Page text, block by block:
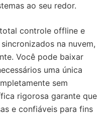
ao seu redor.
controle offline e
na nuvem,
Você pode baixar
uma única
sem
rigorosa garante que
e confiáveis para fins